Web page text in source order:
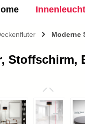
Moderne
Stoffschirm,